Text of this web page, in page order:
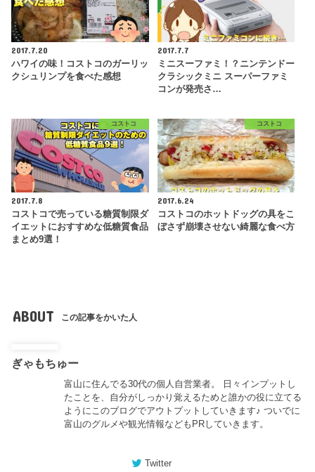
2017.7.20
ハワイの味！コストコのガーリッ
クシュリンプを食べた感想
2017.7.7
ミニスーファミ！？ニンテンドー
クラシックミニ スーパーファミ
コンが発売さ…
コストコ
2017.7.8
コストコで売っている糖質制限ダ
イエットにおすすめな低糖質食品
まとめ9選！
コストコ
2017.6.24
コストコのホットドッグの具をこ
ぼさず崩壊させない綺麗な食べ方
ABOUT この記事をかいた人
ぎゃもちゅー
富山に住んでる30代の個人自営業者。 日々インプットし
たことを、自分がしっかり覚えるためと誰かの役に立てる
ようにこのブログでアウトプットしていきます♪ ついでに
富山のグルメや観光情報などもPRしていきます。
Twitter